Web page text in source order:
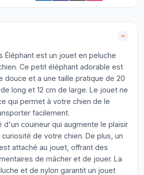
Éléphant est un jouet en peluche
Ce petit éléphant adorable est
douce et a une taille pratique de 20
long et 12 cm de large. Le jouet ne
qui permet à votre chien de le
facilement.
couineur qui augmente le plaisir
de votre chien. De plus, un
attaché au jouet, offrant des
de mâcher et de jouer. La
et de nylon garantit un jouet